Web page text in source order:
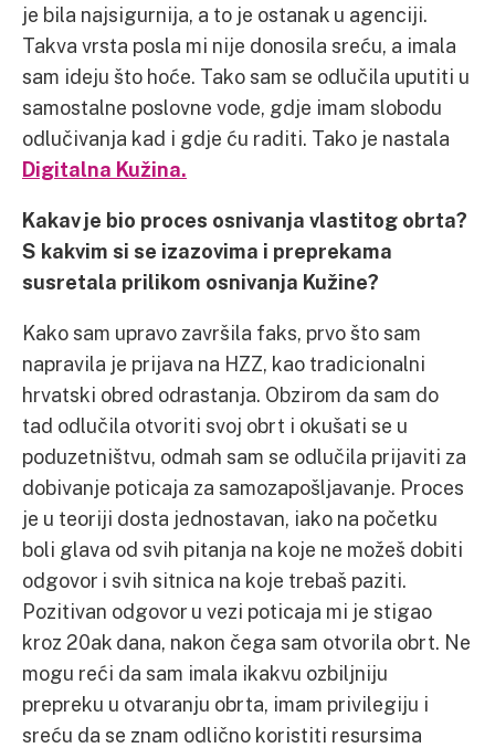
je bila najsigurnija, a to je ostanak u agenciji.
Takva vrsta posla mi nije donosila sreću, a imala
sam ideju što hoće. Tako sam se odlučila uputiti u
samostalne poslovne vode, gdje imam slobodu
odlučivanja kad i gdje ću raditi. Tako je nastala
Digitalna Kužina.
Kakav je bio proces osnivanja vlastitog obrta?
S kakvim si se izazovima i preprekama
susretala prilikom osnivanja Kužine?
Kako sam upravo završila faks, prvo što sam
napravila je prijava na HZZ, kao tradicionalni
hrvatski obred odrastanja. Obzirom da sam do
tad odlučila otvoriti svoj obrt i okušati se u
poduzetništvu, odmah sam se odlučila prijaviti za
dobivanje poticaja za samozapošljavanje. Proces
je u teoriji dosta jednostavan, iako na početku
boli glava od svih pitanja na koje ne možeš dobiti
odgovor i svih sitnica na koje trebaš paziti.
Pozitivan odgovor u vezi poticaja mi je stigao
kroz 20ak dana, nakon čega sam otvorila obrt. Ne
mogu reći da sam imala ikakvu ozbiljniju
prepreku u otvaranju obrta, imam privilegiju i
sreću da se znam odlično koristiti resursima